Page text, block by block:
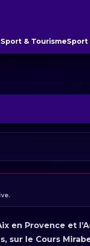
Sport & TourismeSport
en Provence et
sur le Cours